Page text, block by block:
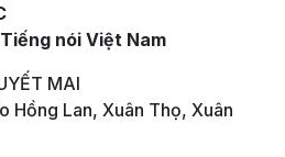
nói Việt Nam
MAI
Hồng Lan, Xuân Thọ, Xuân